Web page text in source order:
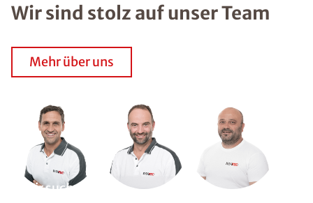
Wir sind stolz auf unser Team
Mehr über uns
Wir suchen